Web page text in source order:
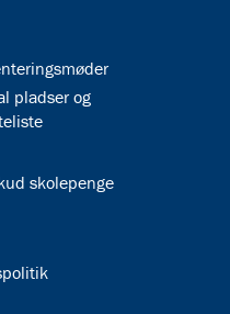
pladser og
skolepenge